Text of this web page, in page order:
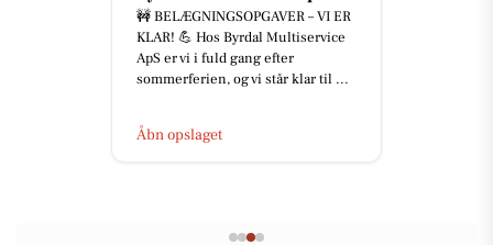
I/S
‼️ NY PRIS - NU 1.695.000 KR. ‼️
HYGGELIGT SOMMERHUS I
HJERTET AF LØNSTRUP ✨ 📍 M
Hjørring He...